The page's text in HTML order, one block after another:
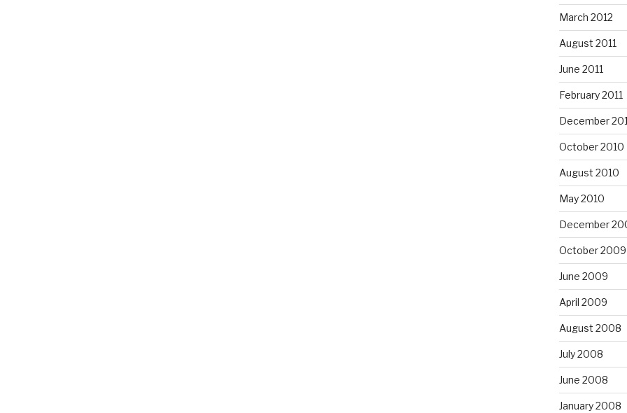
March 2012
August 2011
June 2011
February 2011
December
October 2010
August 2010
May 2010
December
October 2009
June 2009
April 2009
August 2008
July 2008
June 2008
January 2008